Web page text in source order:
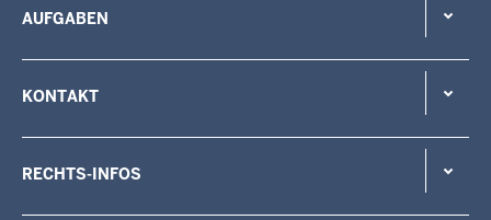
AUFGABEN
KONTAKT
RECHTS-INFOS